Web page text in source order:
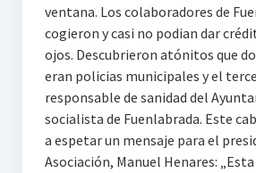
ventana. Los colaboradores de
cogieron y casi no podian dar
ojos. Descubrieron atónitos que
eran policias municipales y el
responsable de sanidad del
socialista de Fuenlabrada. Este
a espetar un mensaje para el
Asociación, Manuel Henares: